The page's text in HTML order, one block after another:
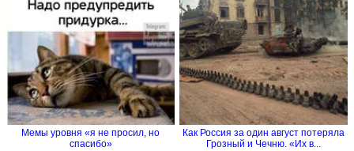
Мемы уровня «я не просил, но
спасибо»
Как Россия за один август потеряла
Грозный и Чечню. «Их в...